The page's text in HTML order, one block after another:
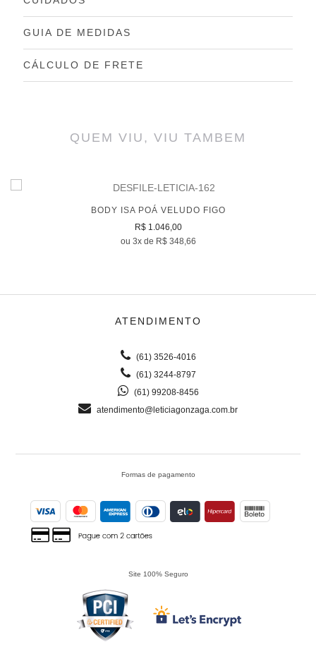
GUIA DE MEDIDAS
CÁLCULO DE FRETE
QUEM VIU, VIU TAMBEM
BODY ISA POÁ VELUDO FIGO
R$ 1.046,00
ou 3x de R$ 348,66
ATENDIMENTO
(61) 3526-4016
(61) 3244-8797
(61) 99208-8456
atendimento@leticiagonzaga.com.br
Formas de pagamento
Site 100% Seguro